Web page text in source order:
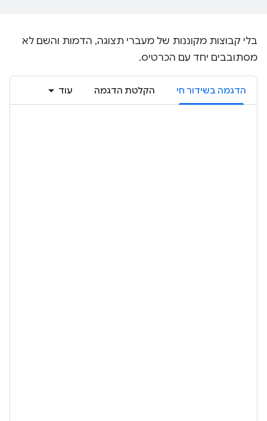
בלי קבוצות מקוננות של מעברי תצוגה, הדמות והשם לא
מסתובבים יחד עם הכרטיס.
הדגמה בשידור חי הקלטת הדגמה עוד